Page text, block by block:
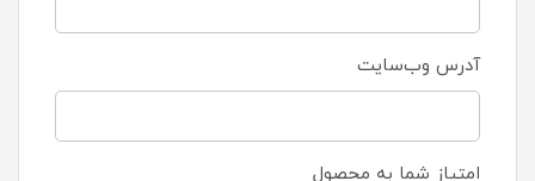
آدرس وب‌سایت
امتیاز شما به محصول